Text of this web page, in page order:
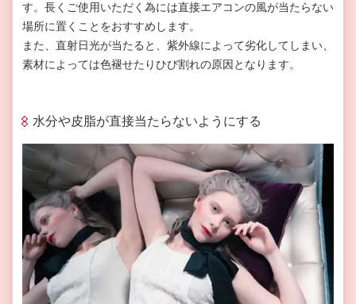
す。長くご使用いただく為には直接エアコンの風が当たらない
場所に置くことをおすすめします。
また、直射日光が当たると、紫外線によって劣化してしまい、
素材によっては色褪せたりひび割れの原因となります。
水分や皮脂が直接当たらないようにする